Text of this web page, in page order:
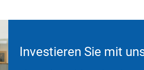
Investieren Sie mit